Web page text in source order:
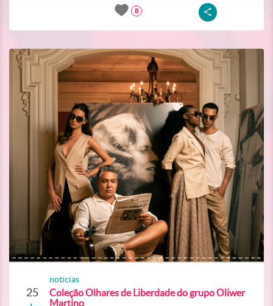
8
25
noticias
Coleção Olhares de Liberdade do grupo Oliwer
Martino